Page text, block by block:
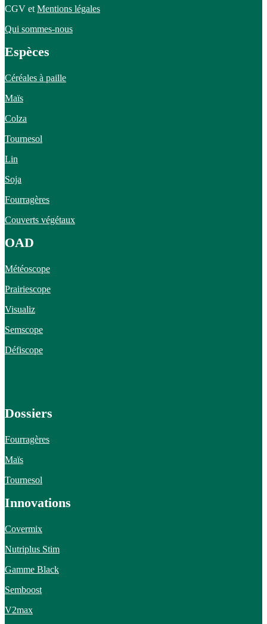
CGV et Mentions légales
Qui sommes-nous
Espèces
Céréales à paille
Maïs
Colza
Tournesol
Lin
Soja
Fourragères
Couverts végétaux
OAD
Météoscope
Prairiescope
Visualiz
Semscope
Défiscope
Dossiers
Fourragères
Maïs
Tournesol
Innovations
Covermix
Nutriplus Stim
Gamme Black
Semboost
V2max